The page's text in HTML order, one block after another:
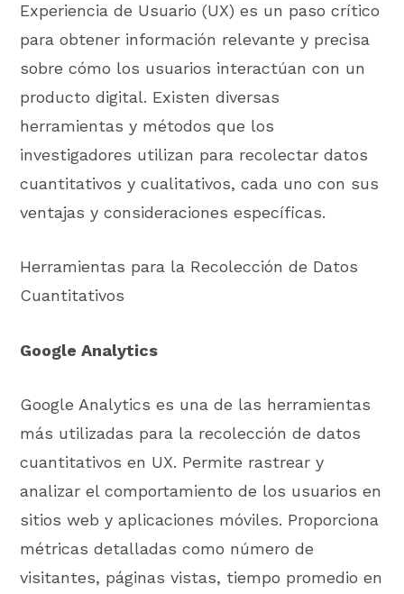
Experiencia de Usuario (UX) es un paso crítico
para obtener información relevante y precisa
sobre cómo los usuarios interactúan con un
producto digital. Existen diversas
herramientas y métodos que los
investigadores utilizan para recolectar datos
cuantitativos y cualitativos, cada uno con sus
ventajas y consideraciones específicas.
Herramientas para la Recolección de Datos
Cuantitativos
Google Analytics
Google Analytics es una de las herramientas
más utilizadas para la recolección de datos
cuantitativos en UX. Permite rastrear y
analizar el comportamiento de los usuarios en
sitios web y aplicaciones móviles. Proporciona
métricas detalladas como número de
visitantes, páginas vistas, tiempo promedio en